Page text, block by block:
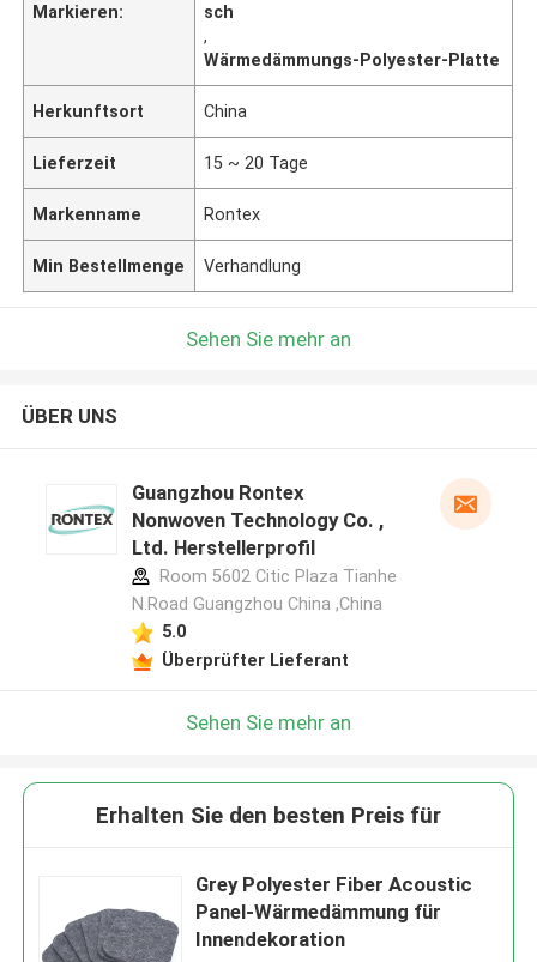
Markieren:
sch
,
Wärmedämmungs-Polyester-Platte
Herkunftsort China
Lieferzeit 15 ~ 20 Tage
Markenname Rontex
Min Bestellmenge Verhandlung
Sehen Sie mehr an
ÜBER UNS
Guangzhou Rontex
Nonwoven Technology Co. ,
Ltd. Herstellerprofil
Room 5602 Citic Plaza Tianhe
N.Road Guangzhou China ,China
5.0
Überprüfter Lieferant
Sehen Sie mehr an
Erhalten Sie den besten Preis für
Grey Polyester Fiber Acoustic
Panel-Wärmedämmung für
Innendekoration